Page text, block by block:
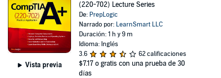
Vista previa
(220-702) Lecture Series
De: PrepLogic
Narrado por: LearnSmart LLC
Duración: 1 h y 9 m
Idioma: Inglés
3.6
62 calificaciones
$7.17 o gratis con una prueba de 30
días